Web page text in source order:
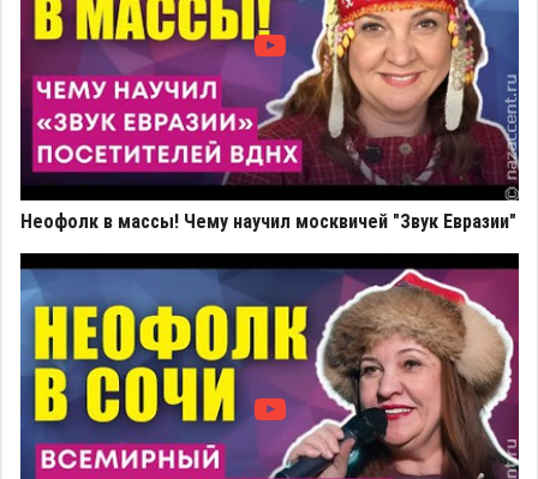
Неофолк в массы! Чему научил москвичей "Звук Евразии"